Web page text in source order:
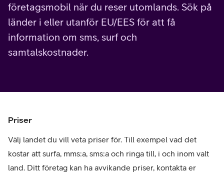
företagsmobil när du reser utomlands. Sök på
länder i eller utanför EU/EES för att få
information om sms, surf och
samtalskostnader.
Priser
Välj landet du vill veta priser för. Till exempel vad det
kostar att surfa, mms:a, sms:a och ringa till, i och inom valt
land. Ditt företag kan ha avvikande priser, kontakta er